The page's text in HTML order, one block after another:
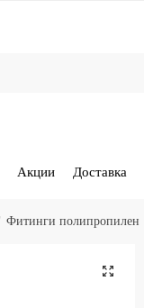
Акции Доставка
Фитинги полипропилен
🔍